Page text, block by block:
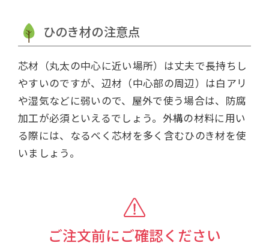
ひのき材の注意点
芯材（丸太の中心に近い場所）は丈夫で長持ちし
やすいのですが、辺材（中心部の周辺）は白アリ
や湿気などに弱いので、屋外で使う場合は、防腐
加工が必須といえるでしょう。外構の材料に用い
る際には、なるべく芯材を多く含むひのき材を使
いましょう。
ご注文前にご確認ください